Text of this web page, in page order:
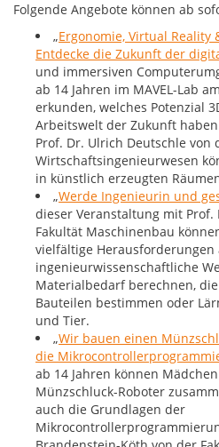
Folgende Angebote können ab
„Ergonomie, Virtual Reality
Entdecke die Zukunft der
und immersiven
ab 14 Jahren im MAVEL-Lab
erkunden, welches Potenzial
Arbeitswelt der Zukunft
Prof. Dr. Ulrich Deutschle von
Wirtschaftsingenieurwesen
in künstlich erzeugten
„Werde Ingenieurin und
dieser Veranstaltung mit
Fakultät Maschinenbau
vielfältige Herausforderungen
ingenieurwissenschaftliche
Materialbedarf berechnen,
Bauteilen bestimmen oder
und Tier.
„Wir bauen einen
die
ab 14 Jahren können
Münzschluck-Roboter
auch die Grundlagen der